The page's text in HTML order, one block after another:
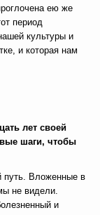
ею же
период
культуры и
и которая нам
лет своей
шаги, чтобы
путь. Вложенные в
не видели.
и